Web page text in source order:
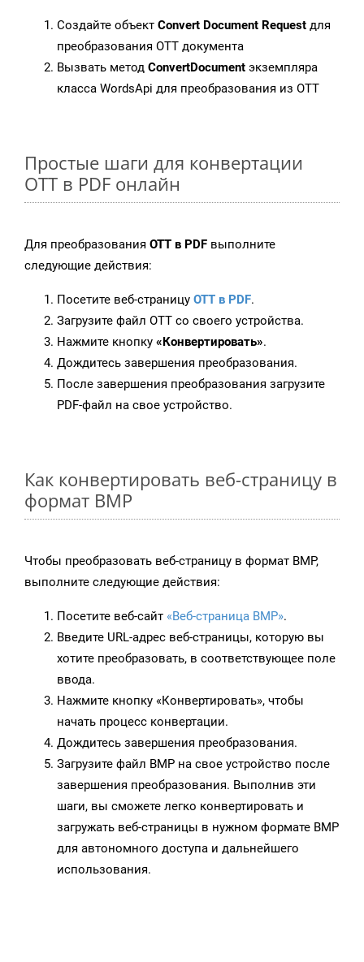
Создайте объект Convert Document Request для
преобразования OTT документа
Вызвать метод ConvertDocument экземпляра
класса WordsApi для преобразования из OTT
Простые шаги для конвертации
OTT в PDF онлайн
Для преобразования OTT в PDF выполните
следующие действия:
Посетите веб-страницу OTT в PDF.
Загрузите файл OTT со своего устройства.
Нажмите кнопку «Конвертировать».
Дождитесь завершения преобразования.
После завершения преобразования загрузите
PDF-файл на свое устройство.
Как конвертировать веб-страницу в
формат BMP
Чтобы преобразовать веб-страницу в формат BMP,
выполните следующие действия:
Посетите веб-сайт «Веб-страница BMP».
Введите URL-адрес веб-страницы, которую вы
хотите преобразовать, в соответствующее поле
ввода.
Нажмите кнопку «Конвертировать», чтобы
начать процесс конвертации.
Дождитесь завершения преобразования.
Загрузите файл BMP на свое устройство после
завершения преобразования. Выполнив эти
шаги, вы сможете легко конвертировать и
загружать веб-страницы в нужном формате BMP
для автономного доступа и дальнейшего
использования.